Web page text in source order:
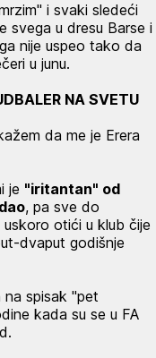
i svaki sledeći
svega u dresu Barse i
nije uspeo tako da
u junu.
NA SVETU
da me je Erera
je "iritantan" od
, pa sve do
otići u klub čije
dvaput godišnje
na spisak "pet
kada su se u FA